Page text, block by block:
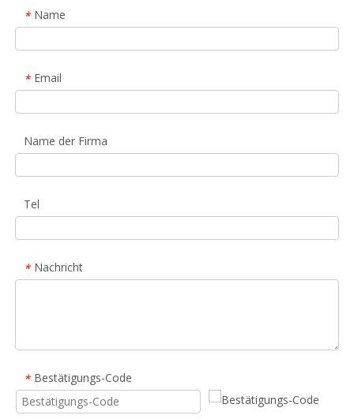
* Name
* Email
Name der Firma
Tel
* Nachricht
* Bestätigungs-Code